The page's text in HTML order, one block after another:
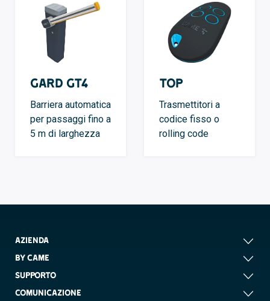
GARD GT4
Barriera automatica
per passaggi fino a
5 m di larghezza
TOP
Trasmettitori a
codice fisso o
rolling code
AZIENDA
BY CAME
SUPPORTO
COMUNICAZIONE